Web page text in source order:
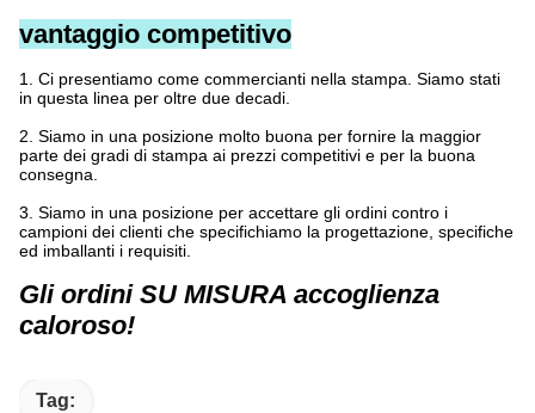
vantaggio competitivo
1. Ci presentiamo come commercianti nella stampa. Siamo stati
in questa linea per oltre due decadi.
2. Siamo in una posizione molto buona per fornire la maggior
parte dei gradi di stampa ai prezzi competitivi e per la buona
consegna.
3. Siamo in una posizione per accettare gli ordini contro i
campioni dei clienti che specifichiamo la progettazione, specifiche
ed imballanti i requisiti.
Gli ordini SU MISURA accoglienza
caloroso!
Tag: